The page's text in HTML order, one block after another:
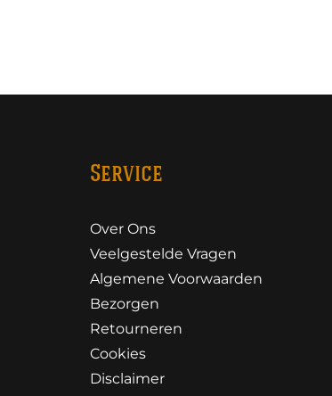
Service
Over Ons
Veelgestelde Vragen
Algemene Voorwaarden
Bezorgen
Retourneren
Cookies
Disclaimer